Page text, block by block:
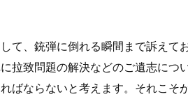
て、銃弾に倒れる瞬間まで訴えて
拉致問題の解決などのご遺志につ
ばならないと考えます。それこそ